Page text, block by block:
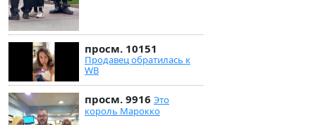
просм. 10151
Продавец обратилась к
WB
просм. 9916 Это
король Марокко